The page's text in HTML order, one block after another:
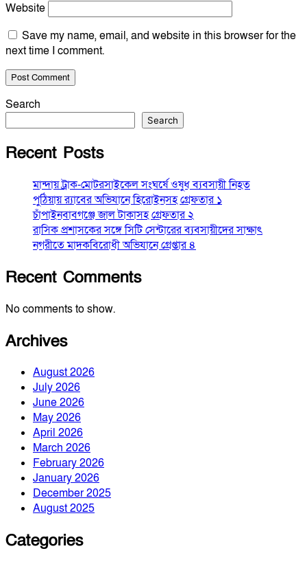
Website
Save my name, email, and website in this browser for the
next time I comment.
Search
Search
Recent Posts
মান্দায় ট্রাক-মোটরসাইকেল সংঘর্ষে ওষুধ ব্যবসায়ী নিহত
পুঠিয়ায় র‍্যাবের অভিযানে হিরোইনসহ গ্রেফতার ১
চাঁপাইনবাবগঞ্জে জাল টাকাসহ গ্রেফতার ২
রাসিক প্রশাসকের সঙ্গে সিটি সেন্টারের ব্যবসায়ীদের সাক্ষাৎ
নগরীতে মাদকবিরোধী অভিযানে গ্রেপ্তার ৪
Recent Comments
No comments to show.
Archives
August 2026
July 2026
June 2026
May 2026
April 2026
March 2026
February 2026
January 2026
December 2025
August 2025
Categories